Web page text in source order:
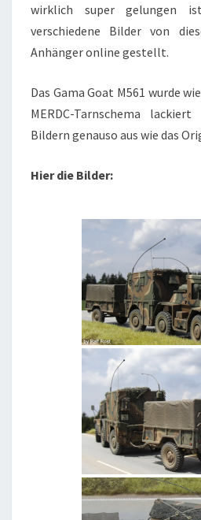
wirklich super gelungen
verschiedene Bilder von
Anhänger online gestellt.
Das Gama Goat M561 wurde
MERDC-Tarnschema
Bildern genauso aus wie das
Hier die Bilder: